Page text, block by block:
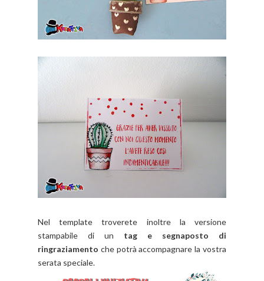
Nel template troverete inoltre la versione
stampabile di un tag e segnaposto di
ringraziamento che potrà accompagnare la vostra
serata speciale.